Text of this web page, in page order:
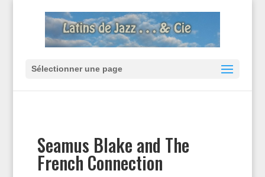
Sélectionner une page
Seamus Blake and The
French Connection